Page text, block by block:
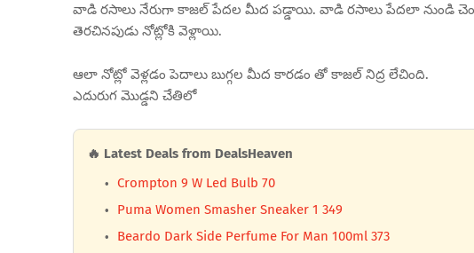
వాడి రసాలు నేరుగా కాజల్ పేదల మీద పడ్డాయి. వాడి రసాలు పేదలా నుండి చెంప
తెరచినపుడు నోట్లోకి వెళ్లాయి.
ఆలా నోట్లో వెళ్లడం పెదాలు బుగ్గల మీద కారడం తో కాజల్ నిద్ర లేచింది.
ఎదురుగ మొడ్డని చేతిలో
🔥 Latest Deals from DealsHeaven
Crompton 9 W Led Bulb 70
Puma Women Smasher Sneaker 1 349
Beardo Dark Side Perfume For Man 100ml 373